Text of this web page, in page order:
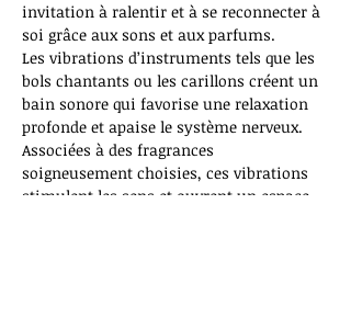
invitation à ralentir et à se reconnecter à
soi grâce aux sons et aux parfums.
Les vibrations d’instruments tels que les
bols chantants ou les carillons créent un
bain sonore qui favorise une relaxation
profonde et apaise le système nerveux.
Associées à des fragrances
soigneusement choisies, ces vibrations
stimulent les sens et ouvrent un espace